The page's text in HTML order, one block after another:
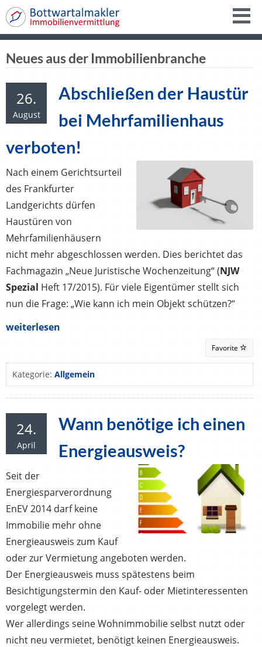
Neues aus der Immobilienbranche
26.
August
Abschließen der Haustür
bei Mehrfamilienhaus
verboten!
Nach einem Gerichtsurteil
des Frankfurter
Landgerichts dürfen
Haustüren von
Mehrfamilienhäusern
nicht mehr abgeschlossen werden. Dies berichtet das
Fachmagazin „Neue Juristische Wochenzeitung“ (NJW
Spezial Heft 17/2015). Für viele Eigentümer stellt sich
nun die Frage: „Wie kann ich mein Objekt schützen?“
weiterlesen
Favorite
Kategorie: Allgemein
24.
April
Wann benötige ich einen
Energieausweis?
Seit der
Energiesparverordnung
EnEV 2014 darf keine
Immobilie mehr ohne
Energieausweis zum Kauf
oder zur Vermietung angeboten werden.
Der Energieausweis muss spätestens beim
Besichtigungstermin den Kauf- oder Mietinteressenten
vorgelegt werden.
Wer allerdings seine Wohnimmobilie selbst nutzt oder
nicht neu vermietet, benötigt keinen Energieausweis.